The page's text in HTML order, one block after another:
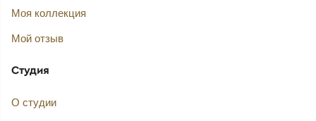
Моя коллекция
Мой отзыв
Студия
О студии